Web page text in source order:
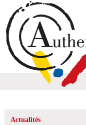
Actualités